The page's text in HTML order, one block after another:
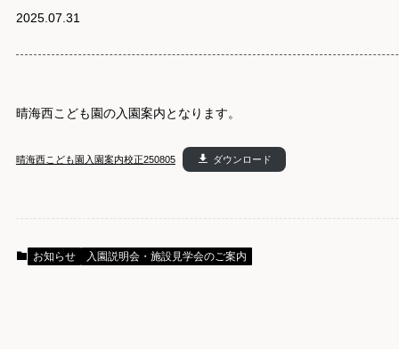
2025.07.31
晴海西こども園の入園案内となります。
晴海西こども園入園案内校正250805 ダウンロード
お知らせ 入園説明会・施設見学会のご案内